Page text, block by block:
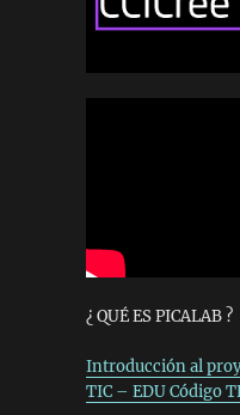
¿ QUÉ ES PICALAB ?
Introducción al
TIC – EDU Código